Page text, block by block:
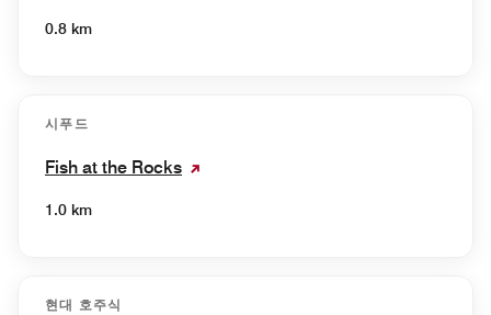
0.8 km
시푸드
Fish at the Rocks
1.0 km
현대 호주식